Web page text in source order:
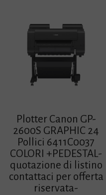
Plotter Canon GP-
2600S GRAPHIC 24
Pollici 6411C0037
COLORI +PEDESTAL-
quotazione di listino
contattaci per offerta
riservata-